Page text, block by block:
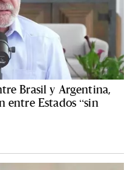
Brasil y Argentina,
entre Estados “sin